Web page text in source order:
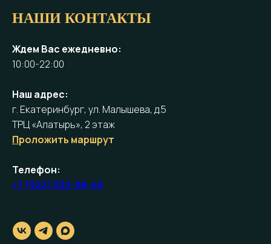
НАШИ КОНТАКТЫ
Ждем Вас ежедневно:
10:00-22:00
Наш адрес:
г. Екатеринбург, ул. Малышева, д.5
ТРЦ «Алатырь», 2 этаж
Проложить маршрут
Телефон:
+7 (922) 032-98-40